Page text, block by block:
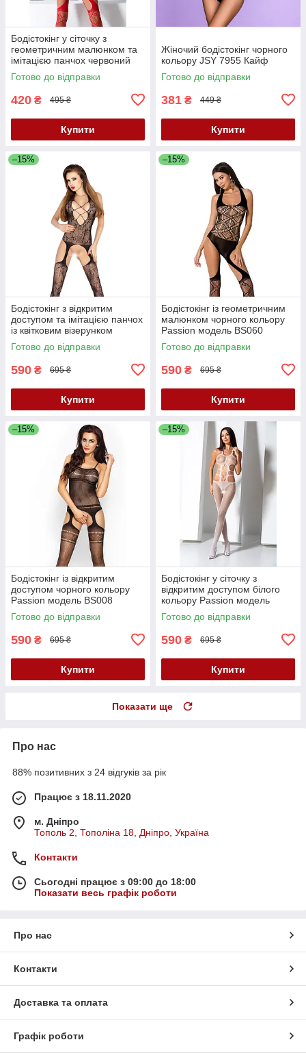
Бодістокінг у сіточку з
геометричним малюнком та
імітацією панчох червоний
Passion модель BS060
розміри S М L Кайф
Готово до відправки
420 ₴ 495 ₴
Купити
Жіночий бодістокінг чорного
кольору JSY 7955 Кайф
Готово до відправки
381 ₴ 449 ₴
Купити
–15%
Бодістокінг з відкритим
доступом та імітацією панчох
із квітковим візерунком
чорного кольору Passion
модель BS017 розміри S M L
Готово до відправки
590 ₴ 695 ₴
Купити
–15%
Бодістокінг із геометричним
малюнком чорного кольору
Passion модель BS060
розміри S M L Кайф
Готово до відправки
590 ₴ 695 ₴
Купити
–15%
Бодістокінг із відкритим
доступом чорного кольору
Passion модель BS008
розміри S M L Кайф
Готово до відправки
590 ₴ 695 ₴
Купити
–15%
Бодістокінг у сіточку з
відкритим доступом білого
кольору Passion модель
BS084 розмір S/M/L Кайф
Готово до відправки
590 ₴ 695 ₴
Купити
Показати ще
Про нас
88% позитивних з 24 відгуків за рік
Працює з 18.11.2020
м. Дніпро
Тополь 2, Тополіна 18, Дніпро, Україна
Контакти
Сьогодні працює з 09:00 до 18:00
Показати весь графік роботи
Про нас
Контакти
Доставка та оплата
Графік роботи